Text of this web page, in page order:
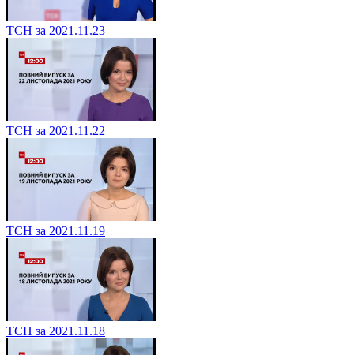
ТСН за 2021.11.23
ТСН за 2021.11.22
ТСН за 2021.11.19
ТСН за 2021.11.18